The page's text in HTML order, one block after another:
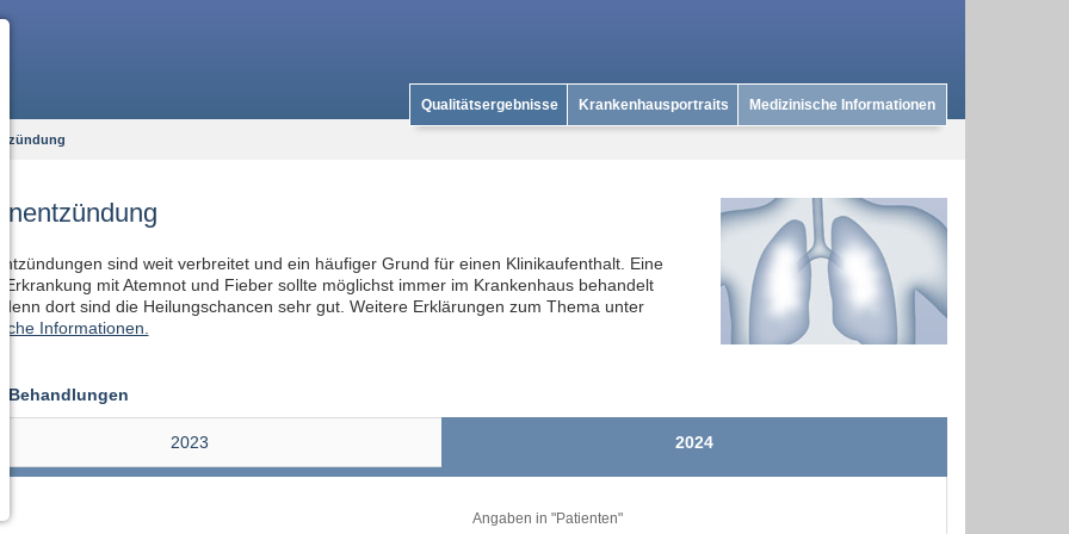
Qualitätsergebnisse Krankenhausportraits Medizinische Informationen
sind weit verbreitet und ein häufiger Grund für einen Klinikaufenthalt. Eine
Erkrankung mit Atemnot und Fieber sollte möglichst immer im Krankenhaus behandelt
denn dort sind die Heilungschancen sehr gut. Weitere Erklärungen zum Thema unter
Informationen.
Behandlungen
2023 2024
Angaben in "Patienten"